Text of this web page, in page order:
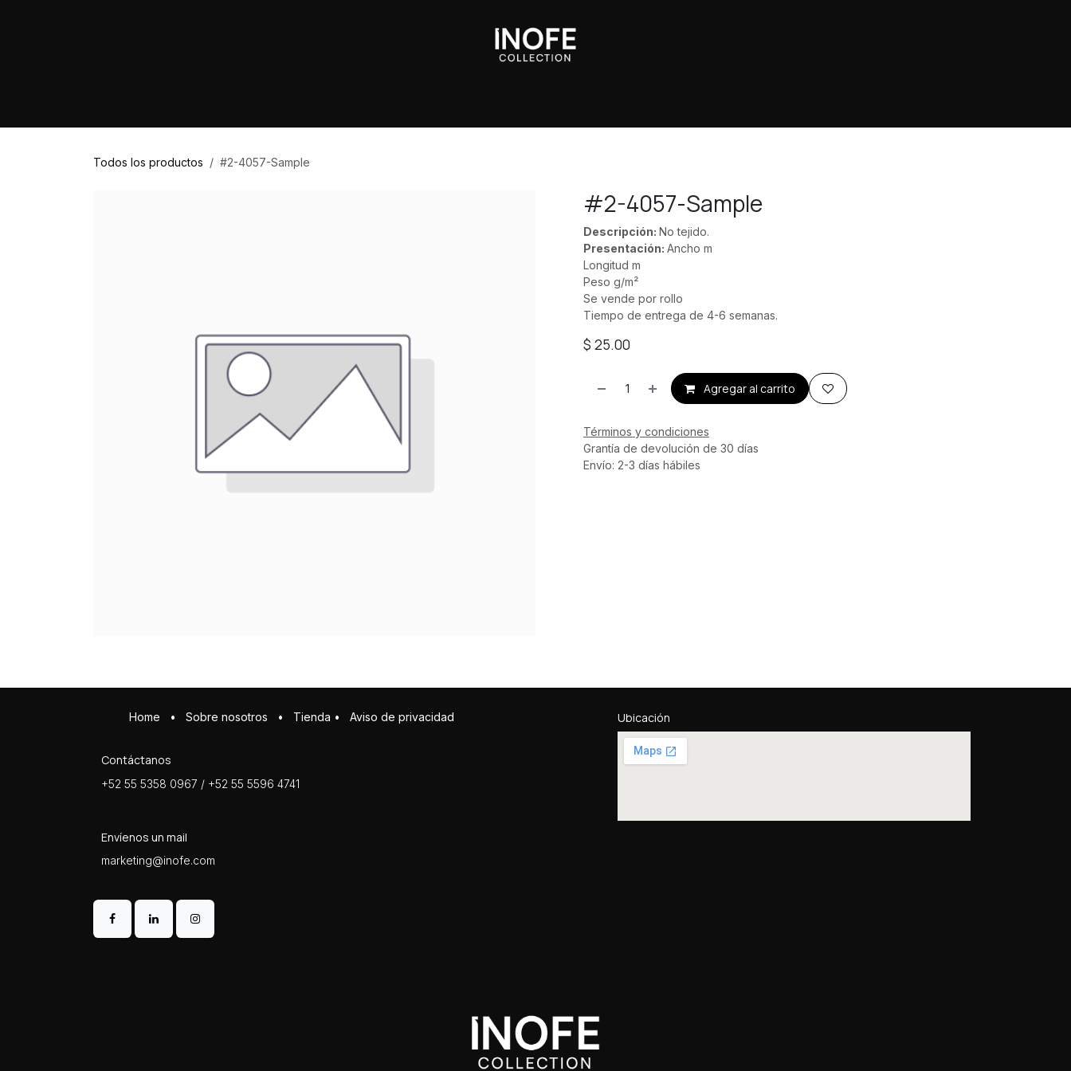
Todos los productos #2-4057-Sample
#2-4057-Sample
Descripción: No tejido.
Presentación: Ancho m
Longitud m
Peso g/m²
Se vende por rollo
Tiempo de entrega de 4-6 semanas.
$ 25.00
Agregar al carrito
Términos y condiciones
Grantía de devolución de 30 días
Envío: 2-3 días hábiles
Ubicación
Home • Sobre ​n​osotros • Tienda • Aviso de privacidad
Contáctanos
+52 55 5358 0967 / +52 55 5596 4741
Envíenos un mail
marketing@inofe.com